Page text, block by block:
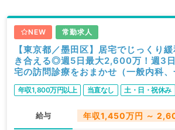
NEW 常勤求人
【東京都／墨田区】居宅でじっくり
き合える◎週5日最大2,600万！週3
宅の訪問診療をおまかせ（一般内科、
常勤）
年収1,800万円以上 当直なし 土・日・祝休み
給与 年収1,450万円 ～